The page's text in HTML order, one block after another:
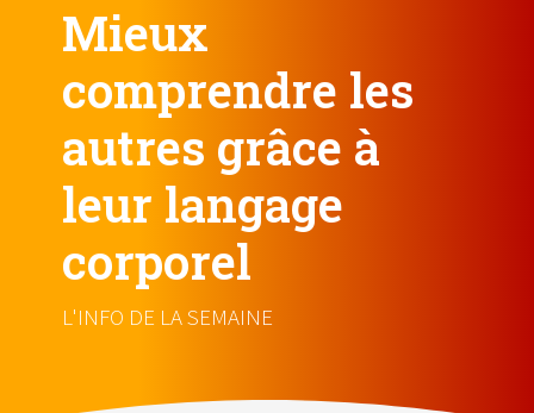
Mieux
comprendre les
autres grâce à
leur langage
corporel
L'INFO DE LA SEMAINE